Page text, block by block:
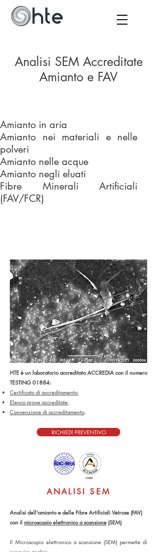
Analisi SEM Accreditate
Amianto e FAV
Amianto in aria
Amianto nei materiali e nelle
polveri
Amianto nelle acque
Amianto negli eluati
Fibre Minerali Artificiali
(FAV/FCR)
HTE è un laboratorio accreditato ACCREDIA con il numero
TESTING 01884:
Certificato di accreditamento;
Elenco prove accreditate;
Convenzione di accreditamento.
RICHIEDI PREVENTIVO
ANALISI SEM
Analisi dell'amianto e delle Fibre Artificiali Vetrose (FAV)
con il microscopio elettronico a scansione (SEM)
Il Microscopio elettronico a scansione (SEM) permette di